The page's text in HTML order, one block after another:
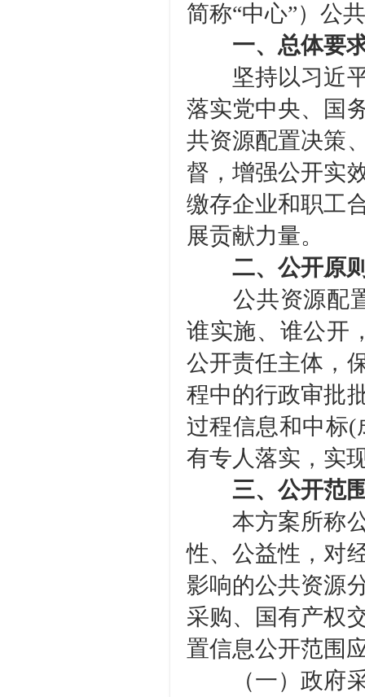
简称“中心”）公
一、总体要
坚持以习近平
落实党中央、国
共资源配置决策
督，增强公开实
缴存企业和职工
展贡献力量。
二、公开原
公共资源配置
谁实施、谁公开
公开责任主体，
程中的行政审批
过程信息和中标(
有专人落实，实
三、公开范
本方案所称公
性、公益性，对
影响的公共资源
采购、国有产权
置信息公开范围
（一）政府采